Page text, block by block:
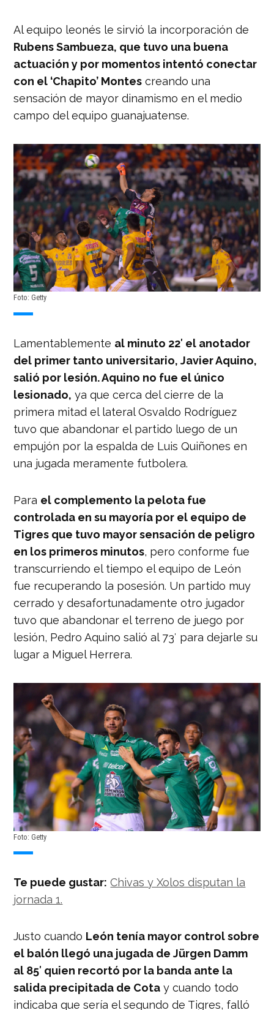
Al equipo leonés le sirvió la incorporación de
Rubens Sambueza, que tuvo una buena
actuación y por momentos intentó conectar
con el ‘Chapito’ Montes creando una
sensación de mayor dinamismo en el medio
campo del equipo guanajuatense.
Foto: Getty
Lamentablemente al minuto 22′ el anotador
del primer tanto universitario, Javier Aquino,
salió por lesión. Aquino no fue el único
lesionado, ya que cerca del cierre de la
primera mitad el lateral Osvaldo Rodríguez
tuvo que abandonar el partido luego de un
empujón por la espalda de Luis Quiñones en
una jugada meramente futbolera.
Para el complemento la pelota fue
controlada en su mayoría por el equipo de
Tigres que tuvo mayor sensación de peligro
en los primeros minutos, pero conforme fue
transcurriendo el tiempo el equipo de León
fue recuperando la posesión. Un partido muy
cerrado y desafortunadamente otro jugador
tuvo que abandonar el terreno de juego por
lesión, Pedro Aquino salió al 73′ para dejarle su
lugar a Miguel Herrera.
Foto: Getty
Te puede gustar: Chivas y Xolos disputan la
jornada 1.
Justo cuando León tenía mayor control sobre
el balón llegó una jugada de Jürgen Damm
al 85′ quien recortó por la banda ante la
salida precipitada de Cota y cuando todo
indicaba que sería el segundo de Tigres, falló